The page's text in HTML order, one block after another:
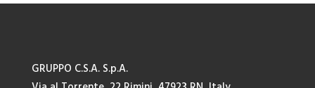
GRUPPO C.S.A. S.p.A.